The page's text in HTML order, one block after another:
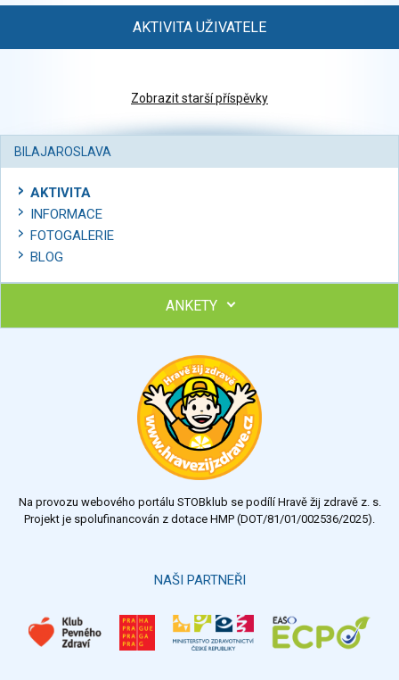
AKTIVITA UŽIVATELE
Zobrazit starší příspěvky
BILAJAROSLAVA
AKTIVITA
INFORMACE
FOTOGALERIE
BLOG
ANKETY
Výsledky Všechny ankety
Na provozu webového portálu STOBklub se podílí Hravě žij zdravě z. s.
Projekt je spolufinancován z dotace HMP (DOT/81/01/002536/2025).
NAŠI PARTNEŘI